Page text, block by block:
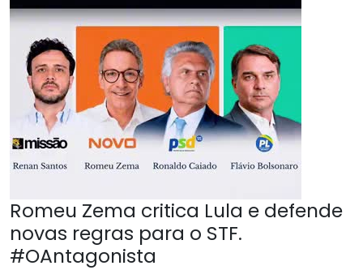
Romeu Zema critica Lula e defende
novas regras para o STF.
#OAntagonista